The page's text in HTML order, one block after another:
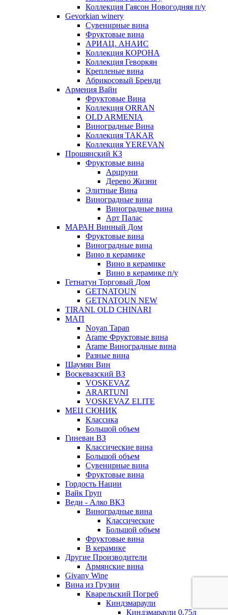
Коллекция Гаясон Новогодняя п/у
Gevorkian winery
Сувенирные вина
Фруктовые вина
АРИАЦ. АНАИС
Коллекция КОРОНА
Коллекция Геворкян
Крепленые вина
Абрикосовый Бренди
Армения Вайн
Фруктовые Вина
Коллекция ORRAN
OLD ARMENIA
Виноградные Вина
Коллекция TAKAR
Коллекция YEREVAN
Прошянский КЗ
Фруктовые вина
Арцруни
Дерево Жизни
Элитные Вина
Виноградные вина
Виноградные вина
Арт Палас
МАРАН Винный Дом
Фруктовые вина
Виноградные вина
Вино в керамике
Вино в керамике
Вино в керамике п/у
Гетнатун Торговый Дом
GETNATOUN
GETNATOUN NEW
TIRANI. OLD CHINARI
МАП
Noyan Tapan
Arame Фруктовые вина
Arame Виноградные вина
Разные вина
Шаумян Вин
Воскевазский ВЗ
VOSKEVAZ
ARARTUNI
VOSKEVAZ ELITE
МЕЦ СЮНИК
Классика
Большой объем
Гиневан ВЗ
Классические вина
Большой объем
Сувенирные вина
Фруктовые вина
Гордость Нации
Вайк Груп
Веди - Алко ВКЗ
Виноградные вина
Классические
Большой объем
Фруктовые вина
В керамике
Другие Производители
Армянские вина
Givany Wine
Вина из Грузии
Кварельский Погреб
Киндзмараули
Киндзмараули 0,75л